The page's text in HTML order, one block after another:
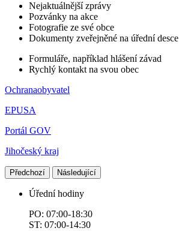
Nejaktuálnější zprávy
Pozvánky na akce
Fotografie ze své obce
Dokumenty zveřejněné na úřední desce
Formuláře, například hlášení závad
Rychlý kontakt na svou obec
Ochranaobyvatel
EPUSA
Portál GOV
Jihočeský kraj
Předchozí Následující
Úřední hodiny
PO: 07:00-18:30
ST: 07:00-14:30